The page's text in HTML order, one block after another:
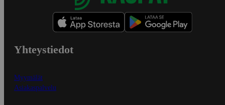
Yhteystiedot
Myymälät
Asiakaspalvelu